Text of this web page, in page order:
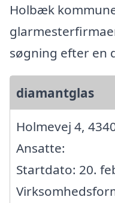
Holbæk
søgning efter en
diamantglas
Holmevej 4,
Ansatte:
Startdato: 20.